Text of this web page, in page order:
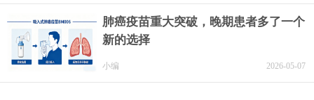
肺癌疫苗重大突破，晚期患者多了一个
新的选择
小编 2026-05-07